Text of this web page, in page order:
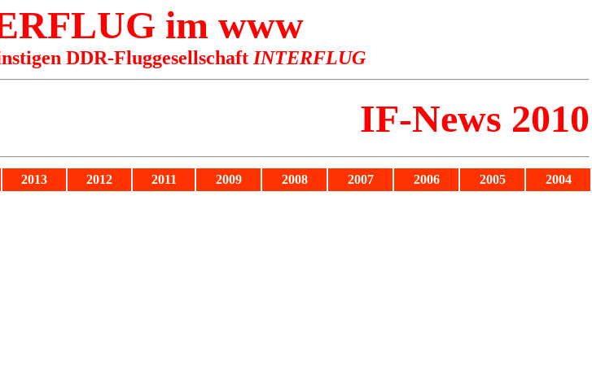
im www
DDR-Fluggesellschaft INTERFLUG
IF-News 2010
2013 2012 2011 2009 2008 2007 2006 2005 2004